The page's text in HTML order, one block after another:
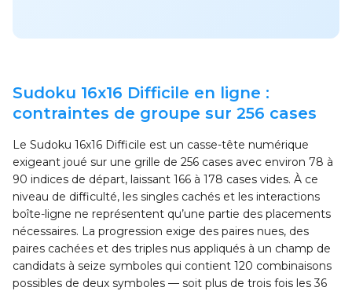
Sudoku 16x16 Difficile en ligne :
contraintes de groupe sur 256 cases
Le Sudoku 16x16 Difficile est un casse-tête numérique
exigeant joué sur une grille de 256 cases avec environ 78 à
90 indices de départ, laissant 166 à 178 cases vides. À ce
niveau de difficulté, les singles cachés et les interactions
boîte-ligne ne représentent qu’une partie des placements
nécessaires. La progression exige des paires nues, des
paires cachées et des triples nus appliqués à un champ de
candidats à seize symboles qui contient 120 combinaisons
possibles de deux symboles — soit plus de trois fois les 36